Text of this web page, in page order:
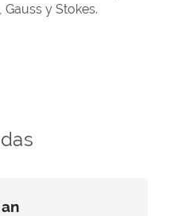
y Stokes.